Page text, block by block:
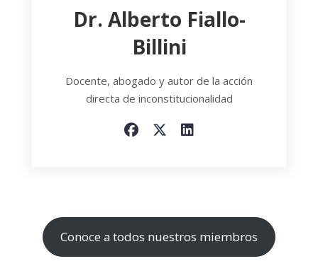
Dr. Alberto Fiallo-
Billini
Docente, abogado y autor de la acción
directa de inconstitucionalidad
Conoce a todos nuestros miembros